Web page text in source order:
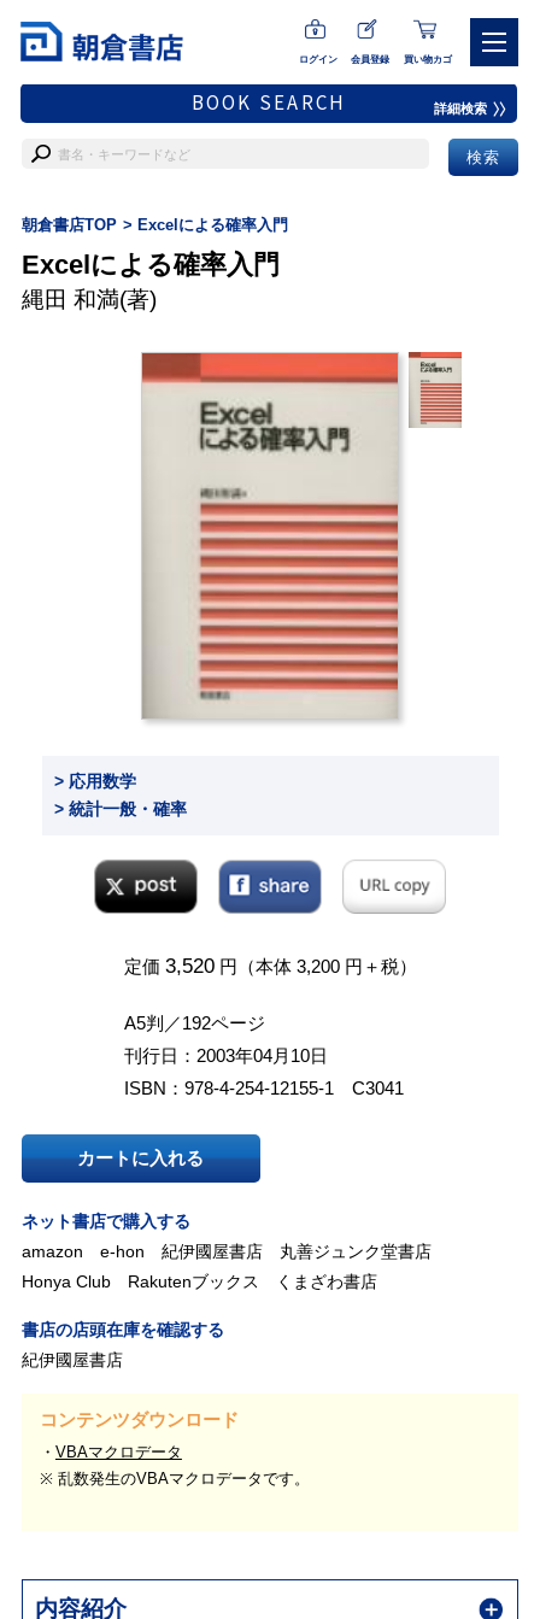
ログイン 会員登録 買い物カゴ
BOOK SEARCH 詳細検索
朝倉書店TOP Excelによる確率入門
Excelによる確率入門
縄田 和満(著)
> 応用数学
> 統計一般・確率
定価 3,520円（本体 3,200 円＋税）
A5判／192ページ
刊行日：2003年04月10日
ISBN：978-4-254-12155-1 C3041
カートに入れる
ネット書店で購入する
amazon
e-hon 紀伊國屋書店
丸善ジュンク堂書店
Honya Club
Rakutenブックス くまざわ書店
書店の店頭在庫を確認する
紀伊國屋書店
コンテンツダウンロード
VBAマクロデータ
※ 乱数発生のVBAマクロデータです。
内容紹介